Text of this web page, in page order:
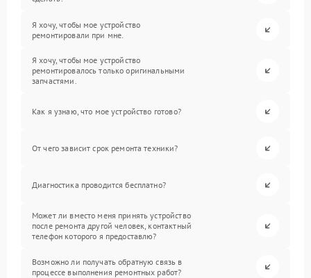
Я хочу, чтобы мое устройство
ремонтировали при мне.
Я хочу, чтобы мое устройство
ремонтировалось только оригинальными
запчастями.
Как я узнаю, что мое устройство готово?
От чего зависит срок ремонта техники?
Диагностика проводится бесплатно?
Может ли вместо меня принять устройство
после ремонта другой человек, контактный
телефон которого я предоставлю?
Возможно ли получать обратную связь в
процессе выполнения ремонтных работ?